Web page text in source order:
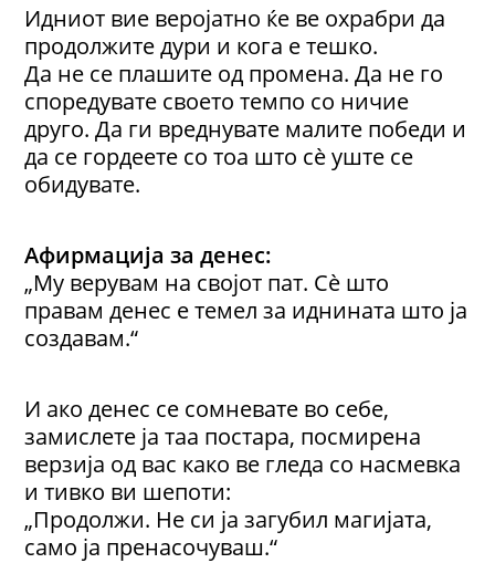
Идниот вие веројатно ќе ве охрабри да
продолжите дури и кога е тешко.
Да не се плашите од промена. Да не го
споредувате своето темпо со ничие
друго. Да ги вреднувате малите победи и
да се гордеете со тоа што сè уште се
обидувате.
Aфирмација за денес:
„Му верувам на својот пат. Сè што
правам денес е темел за иднината што ја
создавам.“
И ако денес се сомневате во себе,
замислете ја таа постара, посмирена
верзија од вас како ве гледа со насмевка
и тивко ви шепоти:
„Продолжи. Не си ја загубил магијата,
само ја пренасочуваш.“